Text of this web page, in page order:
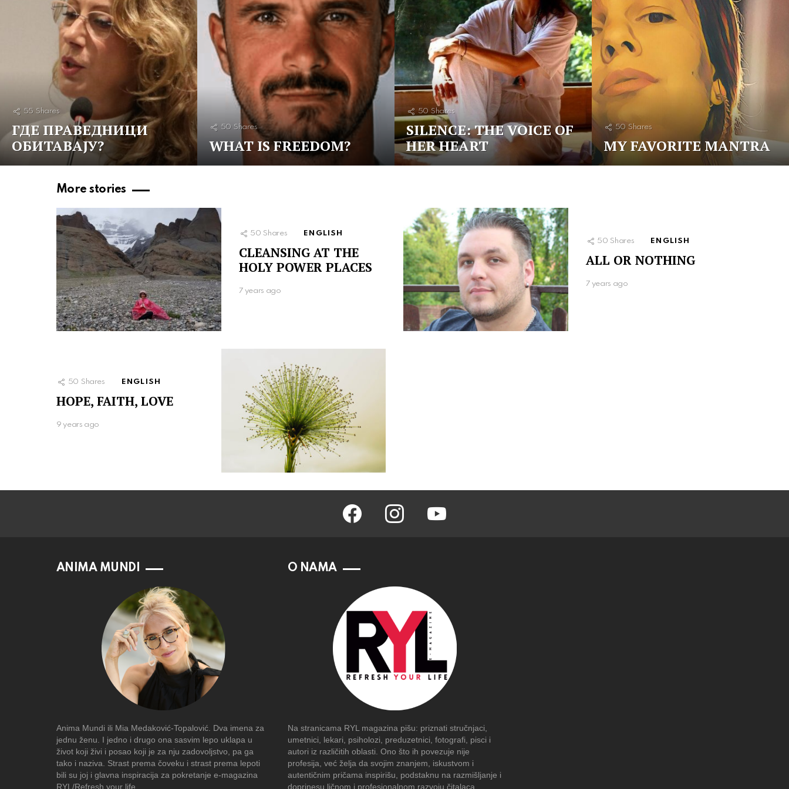
55 Shares
ГДЕ ПРАВЕДНИЦИ
ОБИТАВАЈУ?
50 Shares
WHAT IS FREEDOM?
50 Shares
SILENCE: THE VOICE OF
HER HEART
50 Shares
MY FAVORITE MANTRA
More stories
50 Shares ENGLISH
CLEANSING AT THE
HOLY POWER PLACES
7 years ago
50 Shares ENGLISH
ALL OR NOTHING
7 years ago
50 Shares ENGLISH
HOPE, FAITH, LOVE
9 years ago
facebook instagram youtube
ANIMA MUNDI
Anima Mundi ili Mia Medaković-Topalović. Dva imena za
jednu ženu. I jedno i drugo ona sasvim lepo uklapa u
život koji živi i posao koji je za nju zadovoljstvo, pa ga
tako i naziva. Strast prema čoveku i strast prema lepoti
bili su joj i glavna inspiracija za pokretanje e-magazina
RYL/Refresh your life
O NAMA
Na stranicama RYL magazina pišu: priznati stručnjaci,
umetnici, lekari, psiholozi, preduzetnici, fotografi, pisci i
autori iz različitih oblasti. Ono što ih povezuje nije
profesija, već želja da svojim znanjem, iskustvom i
autentičnim pričama inspirišu, podstaknu na razmišljanje i
doprinesu ličnom i profesionalnom razvoju čitalaca.